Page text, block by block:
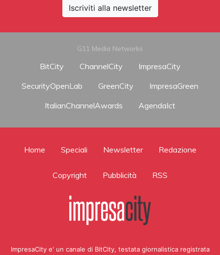
Iscriviti alla newsletter
G11 Media Networks
BitCity ChannelCity
ImpresaCity
SecurityOpenLab
GreenCity
ImpresaGreen
ItalianChannelAwards
AgendaIct
Home Speciali Newsletter Redazione
Copyright Pubblicità RSS
ImpresaCity e' un canale di BitCity, testata giornalistica registrata